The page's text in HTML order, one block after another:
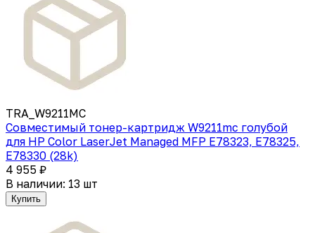
TRA_W9211MC
Совместимый тонер-картридж W9211mc голубой
для HP Color LaserJet Managed MFP E78323, E78325,
E78330 (28k)
4 955 ₽
В наличии: 13 шт
Купить